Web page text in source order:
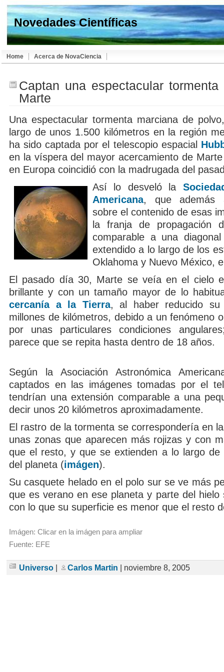
Novedades Científicas
Home Acerca de NovaCiencia
Captan una espectacular
Marte
Una espectacular tormenta marciana de
largo de unos 1.500 kilómetros en la región
ha sido captada por el telescopio espacial
en la víspera del mayor acercamiento de
en Europa coincidió con la madrugada del
Así lo desveló la
Americana, que además
sobre el contenido de esas
la franja de propagación
comparable a una
extendido a lo largo de los
Oklahoma y Nuevo México,
El pasado día 30, Marte se veía en el cielo
brillante y con un tamaño mayor de lo
cercanía a la Tierra, al haber reducido su
millones de kilómetros, debido a un fenómeno
por unas particulares condiciones
parece que se repita hasta dentro de 18 años.
Según la Asociación Astronómica
captados en las imágenes tomadas por el
tendrían una extensión comparable a una
decir unos 20 kilómetros aproximadamente.
El rastro de la tormenta se correspondería en
unas zonas que aparecen más rojizas y con
que el resto, y que se extienden a lo largo de
del planeta (imágen).
Su casquete helado en el polo sur se ve más
que es verano en ese planeta y parte del hielo
con lo que su superficie es menor que el resto
Imágen: Clicar en la imágen para ampliar
Fuente: EFE
Universo Carlos Martin | noviembre 8, 2005